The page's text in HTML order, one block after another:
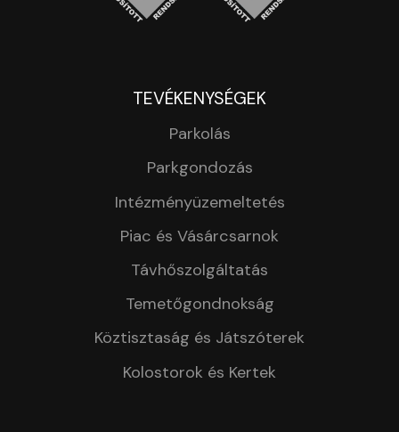
TEVÉKENYSÉGEK
Parkolás
Parkgondozás
Intézményüzemeltetés
Piac és Vásárcsarnok
Távhőszolgáltatás
Temetőgondnokság
Köztisztaság és Játszóterek
Kolostorok és Kertek